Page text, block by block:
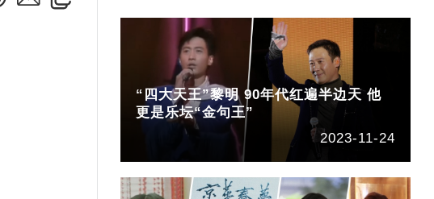
“四大天王”黎明 90年代红遍半边天 他
更是乐坛“金句王”
2023-11-24